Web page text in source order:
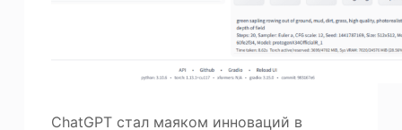
ChatGPT стал маяком инноваций в